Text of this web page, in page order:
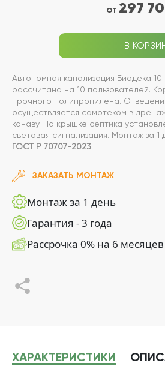
ОТ 297
В
Автономная канализация Биодека
рассчитана на 10 пользователей.
прочного полипропилена.
осуществляется самотеком в
канаву. На крышке септика
световая сигнализация. Монтаж за 1
ГОСТ Р 70707-2023
ЗАКАЗАТЬ МОНТАЖ
Монтаж за 1 день
Гарантия - 3 года
Рассрочка 0% на 6 месяцев
ХАРАКТЕРИСТИКИ